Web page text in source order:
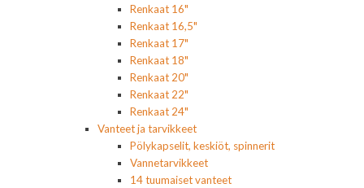
Renkaat 16"
Renkaat 16,5"
Renkaat 17"
Renkaat 18"
Renkaat 20"
Renkaat 22"
Renkaat 24"
Vanteet ja tarvikkeet
Pölykapselit, keskiöt, spinnerit
Vannetarvikkeet
14 tuumaiset vanteet